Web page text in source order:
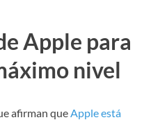
Apple para
nivel
afirman queApple está